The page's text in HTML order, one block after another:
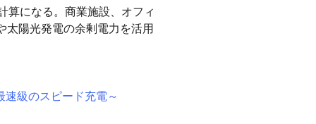
算になる。商業施設、オフィ
太陽光発電の余剰電力を活用
級のスピード充電～